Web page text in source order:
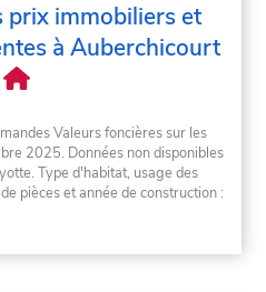
prix immobiliers et
à Auberchicourt
Valeurs foncières sur les
2025. Données non disponibles
Type d'habitat, usage des
pièces et année de construction :